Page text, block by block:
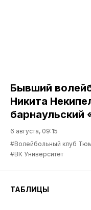
Бывший
Никита
барнаульский
6 августа, 09:15
#Волейбольный клуб
#ВК Университет
ТАБЛИЦЫ